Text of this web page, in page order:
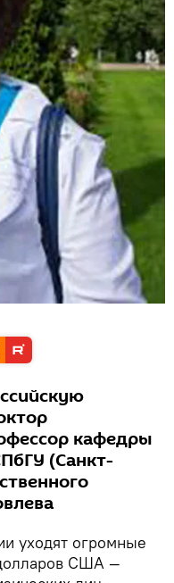
кафедры
(Санкт-
уходят огромные
США —